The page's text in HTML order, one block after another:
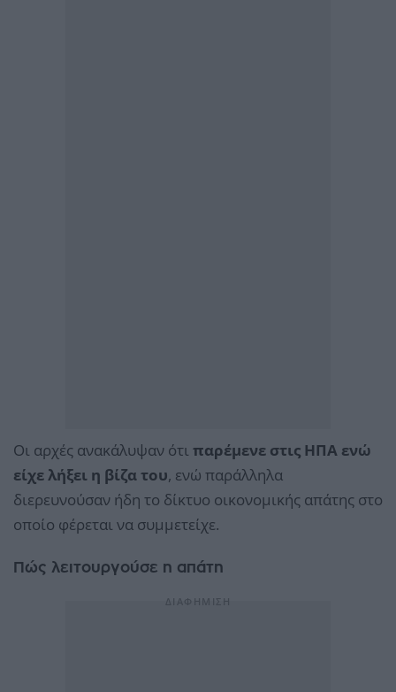
Οι αρχές ανακάλυψαν ότι παρέμενε στις ΗΠΑ ενώ
είχε λήξει η βίζα του, ενώ παράλληλα
διερευνούσαν ήδη το δίκτυο οικονομικής απάτης στο
οποίο φέρεται να συμμετείχε.
Πώς λειτουργούσε η απάτη